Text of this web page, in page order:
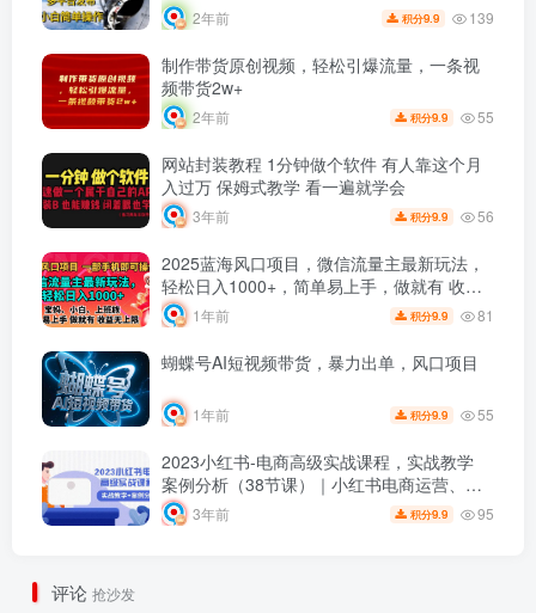
2年前 积分9.9 139
制作带货原创视频，轻松引爆流量，一条视
频带货2w+
2年前 积分9.9 55
网站封装教程 1分钟做个软件 有人靠这个月
入过万 保姆式教学 看一遍就学会
3年前 积分9.9 56
2025蓝海风口项目，微信流量主最新玩法，
轻松日入1000+，简单易上手，做就有 收益
无上限1年前 积分9.9 81
蝴蝶号AI短视频带货，暴力出单，风口项目
1年前 积分9.9 55
2023小红书-电商高级实战课程，实战教学
案例分析（38节课）｜小红书电商运营、创
作笔记和视频剪辑
3年前 积分9.9 95
评论 抢沙发